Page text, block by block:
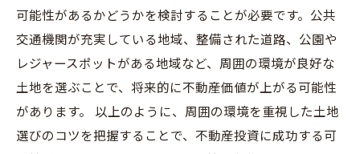
可能性があるかどうかを検討することが必要です。公共
交通機関が充実している地域、整備された道路、公園や
レジャースポットがある地域など、周囲の環境が良好な
土地を選ぶことで、将来的に不動産価値が上がる可能性
があります。 以上のように、周囲の環境を重視した土地
選びのコツを把握することで、不動産投資に成功する可